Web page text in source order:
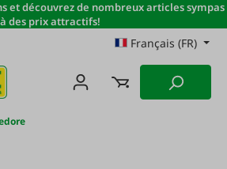
et découvrez de nombreux articles sympas
à des prix attractifs!
Français (FR)